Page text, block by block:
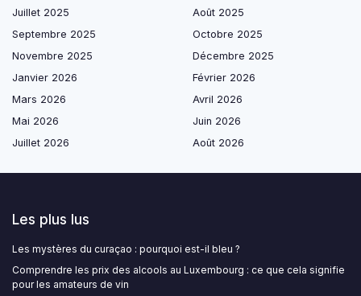
Juillet 2025
Août 2025
Septembre 2025
Octobre 2025
Novembre 2025
Décembre 2025
Janvier 2026
Février 2026
Mars 2026
Avril 2026
Mai 2026
Juin 2026
Juillet 2026
Août 2026
Les plus lus
Les mystères du curaçao : pourquoi est-il bleu ?
Comprendre les prix des alcools au Luxembourg : ce que cela signifie
pour les amateurs de vin